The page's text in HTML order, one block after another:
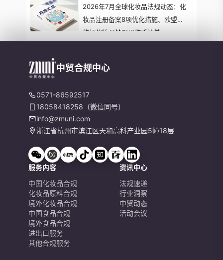
2026年7月全球化妆品法规动态：化
妆品注册备案8项优化措施、欧盟拟
修订化妆品禁限用物质清单...
中贸合规中心
0571-86592517
18058418258（微信同号）
info@zmuni.com
浙江省杭州市滨江区天和高科产业园5幢18层
服务内容
中国化妆品合规
化妆品原料合规
境外化妆品合规
中国食品合规
境外食品合规
进出口服务
其他合规服务
资讯中心
法规速递
行业洞察
中贸动态
活动会议